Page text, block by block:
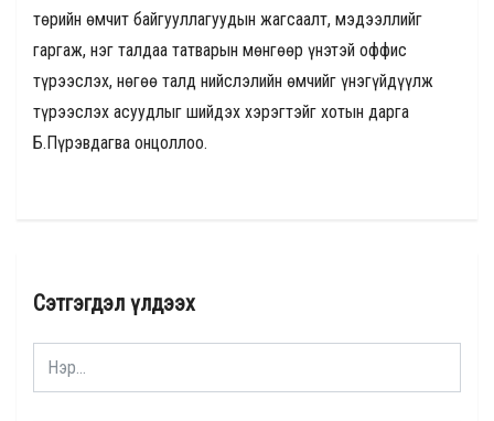
төрийн өмчит байгууллагуудын жагсаалт, мэдээллийг
гаргаж, нэг талдаа татварын мөнгөөр үнэтэй оффис
түрээслэх, нөгөө талд нийслэлийн өмчийг үнэгүйдүүлж
түрээслэх асуудлыг шийдэх хэрэгтэйг хотын дарга
Б.Пүрэвдагва онцоллоо.
Сэтгэгдэл үлдээх